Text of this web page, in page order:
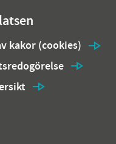
kakor (cookies)